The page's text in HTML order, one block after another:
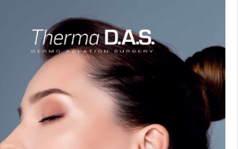
السيتوكينات وعامل ألفا
مواد تزيد من خطر الإصابة
فقدان الوزن وتجنب التوتر الدائم
لدى طبيب الجلد املختص، كلها